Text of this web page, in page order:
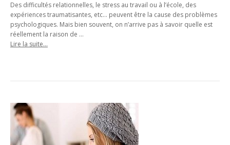
Des difficultés relationnelles, le stress au travail ou à l’école, des
expériences traumatisantes, etc… peuvent être la cause des problèmes
psychologiques. Mais bien souvent, on n’arrive pas à savoir quelle est
réellement la raison de …
Lire la suite…